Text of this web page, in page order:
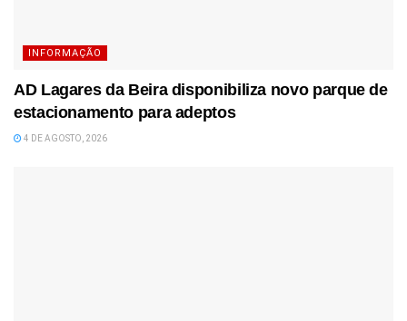
INFORMAÇÃO
AD Lagares da Beira disponibiliza novo parque de
estacionamento para adeptos
4 DE AGOSTO, 2026